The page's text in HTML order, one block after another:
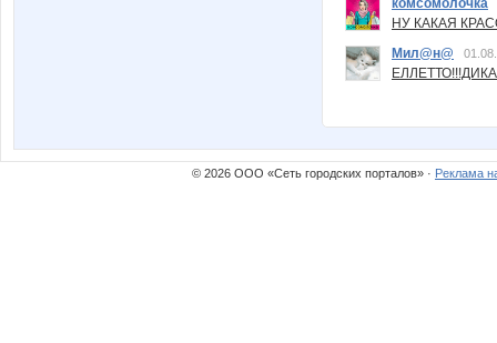
комсомолочка
НУ КАКАЯ
Мил@н@
© 2026 ООО «Сеть городских порталов» · Реклама